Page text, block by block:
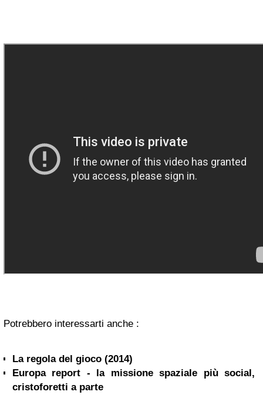
Potrebbero interessarti anche :
La regola del gioco (2014)
Europa report - la missione spaziale più social,
cristoforetti a parte